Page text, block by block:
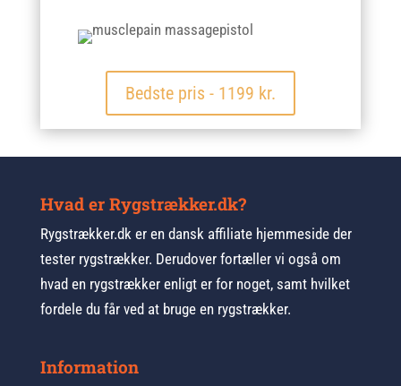
Bedste pris - 1199 kr.
Hvad er Rygstrækker.dk?
Rygstrækker.dk er en dansk affiliate hjemmeside der
tester rygstrækker. Derudover fortæller vi også om
hvad en rygstrækker enligt er for noget, samt hvilket
fordele du får ved at bruge en rygstrækker.
Information